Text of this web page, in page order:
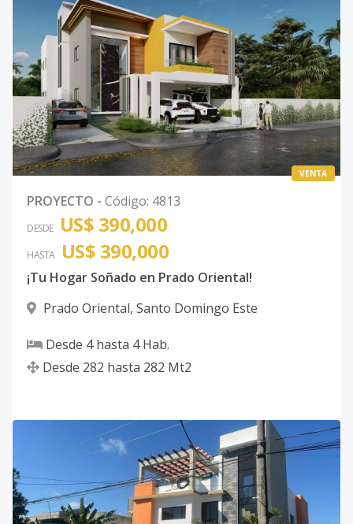
VENTA
PROYECTO - Código: 4813
DESDE US$ 390,000
HASTA US$ 390,000
¡Tu Hogar Soñado en Prado Oriental!
Prado Oriental, Santo Domingo Este
Desde 4 hasta 4Hab.
Desde 282 hasta 282 Mt2